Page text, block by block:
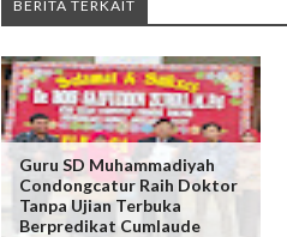
BERITA TERKAIT
Guru SD Muhammadiyah
Condongcatur Raih Doktor
Tanpa Ujian Terbuka
Berpredikat Cumlaude